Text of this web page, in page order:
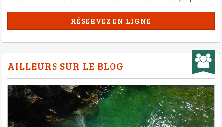
RÉSERVEZ EN LIGNE
AILLEURS SUR LE BLOG